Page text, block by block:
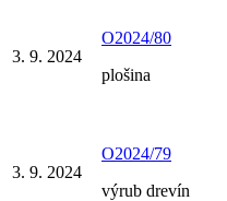
3. 9. 2024
O2024/80
plošina
3. 9. 2024
O2024/79
výrub drevín